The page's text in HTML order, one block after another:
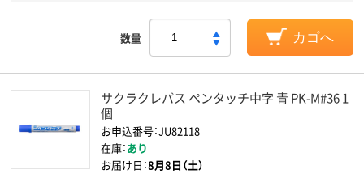
数量 カゴへ
サクラクレパス ペンタッチ中字 青 PK-M#36 1
個
お申込番号：JU82118
在庫：あり
お届け日：8月8日（土）